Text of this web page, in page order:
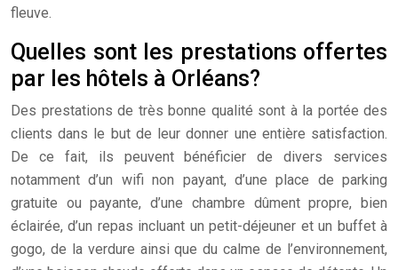
fleuve.
Quelles sont les prestations offertes
par les hôtels à Orléans?
Des prestations de très bonne qualité sont à la portée des
clients dans le but de leur donner une entière satisfaction.
De ce fait, ils peuvent bénéficier de divers services
notamment d’un wifi non payant, d’une place de parking
gratuite ou payante, d’une chambre dûment propre, bien
éclairée, d’un repas incluant un petit-déjeuner et un buffet à
gogo, de la verdure ainsi que du calme de l’environnement,